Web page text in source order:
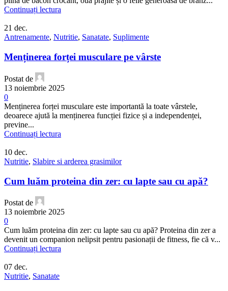
Continuați lectura
21 dec.
Antrenamente, Nutritie, Sanatate, Suplimente
Menținerea forței musculare pe vârste
Postat de
13 noiembrie 2025
0
Menținerea forței musculare este importantă la toate vârstele,
deoarece ajută la menținerea funcției fizice și a independenței,
previne...
Continuați lectura
10 dec.
Nutritie, Slabire si arderea grasimilor
Cum luăm proteina din zer: cu lapte sau cu apă?
Postat de
13 noiembrie 2025
0
Cum luăm proteina din zer: cu lapte sau cu apă? Proteina din zer a
devenit un companion nelipsit pentru pasionații de fitness, fie că v...
Continuați lectura
07 dec.
Nutritie, Sanatate